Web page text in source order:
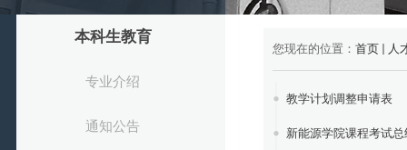
本科生教育
专业介绍
通知公告
您现在的位置： 首页 人
教学计划调整申请表
新能源学院课程考试总